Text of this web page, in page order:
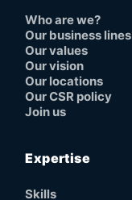
Who are we?
Our business lines
Our values
Our vision
Our locations
Our CSR policy
Join us
Expertise
Skills